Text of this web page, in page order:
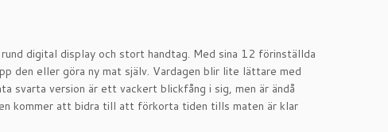
digital display och stort handtag. Med sina 12 förinställda
den eller göra ny mat själv. Vardagen blir lite lättare med
svarta version är ett vackert blickfång i sig, men är ändå
kommer att bidra till att förkorta tiden tills maten är klar